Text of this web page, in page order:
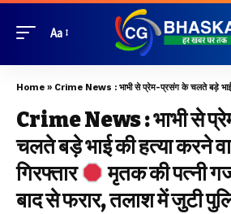
Aa
Home » Crime News : भाभी से प्रेम-प्रसंग के चलते बड़े भाई की
Crime News : भाभी से
चलते बड़े भाई की हत्या करने
गिरफ्तार
मृतक की पत्नी
बाद से फरार, तलाश‌ में जुटी